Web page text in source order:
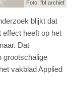
Foto: fbf archief
blijkt dat
effect heeft op het
Dat
grootschalige
vakblad Applied